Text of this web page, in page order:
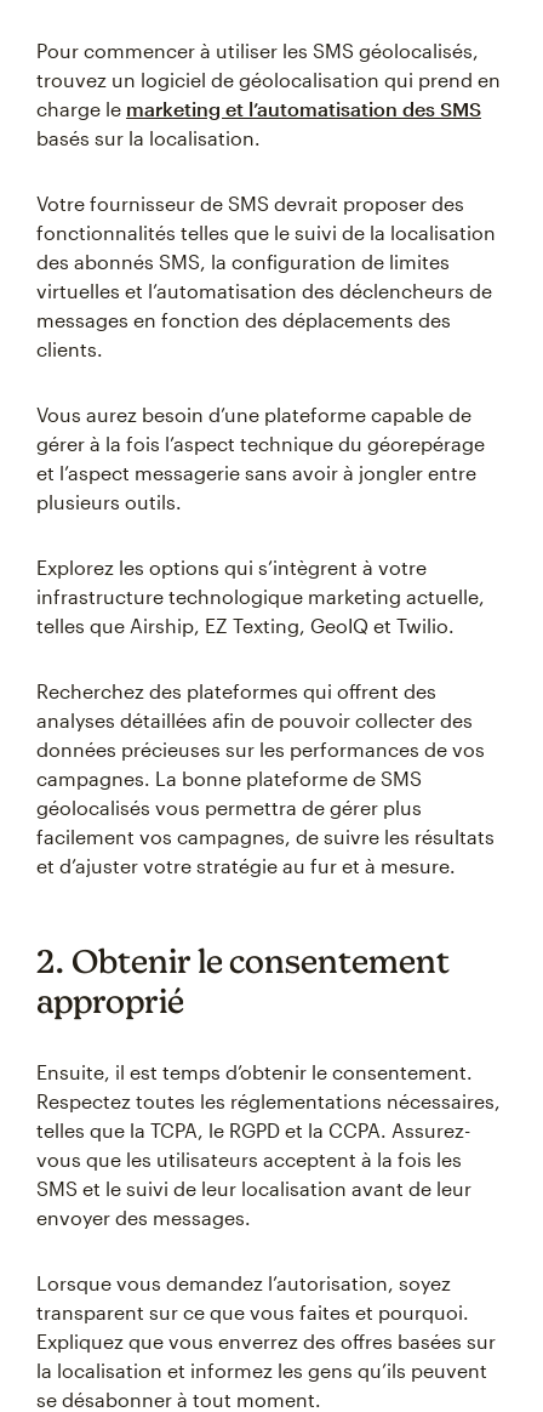
Pour commencer à utiliser les SMS géolocalisés,
trouvez un logiciel de géolocalisation qui prend en
charge le marketing et l’automatisation des SMS
basés sur la localisation.
Votre fournisseur de SMS devrait proposer des
fonctionnalités telles que le suivi de la localisation
des abonnés SMS, la configuration de limites
virtuelles et l’automatisation des déclencheurs de
messages en fonction des déplacements des
clients.
Vous aurez besoin d’une plateforme capable de
gérer à la fois l’aspect technique du géorepérage
et l’aspect messagerie sans avoir à jongler entre
plusieurs outils.
Explorez les options qui s’intègrent à votre
infrastructure technologique marketing actuelle,
telles que Airship, EZ Texting, GeoIQ et Twilio.
Recherchez des plateformes qui offrent des
analyses détaillées afin de pouvoir collecter des
données précieuses sur les performances de vos
campagnes. La bonne plateforme de SMS
géolocalisés vous permettra de gérer plus
facilement vos campagnes, de suivre les résultats
et d’ajuster votre stratégie au fur et à mesure.
2. Obtenir le consentement
approprié
Ensuite, il est temps d’obtenir le consentement.
Respectez toutes les réglementations nécessaires,
telles que la TCPA, le RGPD et la CCPA. Assurez-
vous que les utilisateurs acceptent à la fois les
SMS et le suivi de leur localisation avant de leur
envoyer des messages.
Lorsque vous demandez l’autorisation, soyez
transparent sur ce que vous faites et pourquoi.
Expliquez que vous enverrez des offres basées sur
la localisation et informez les gens qu’ils peuvent
se désabonner à tout moment.